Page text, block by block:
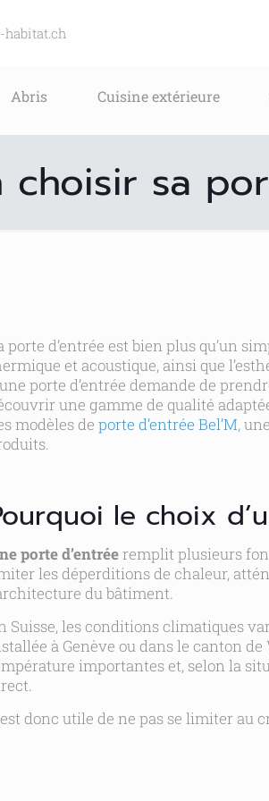
habitat.ch
Abris Cuisine extérieure
choisir sa
porte d’entrée est bien plus qu’un
et acoustique, ainsi que
porte d’entrée demande de
une gamme de qualité
modèles de porte d’entrée Bel’M,
le choix
porte d’entréeremplit plusieurs
les déperditions de chaleur,
du bâtiment.
Suisse, les conditions climatiques
à Genève ou dans le canton
importantes et, selon la
donc utile de ne pas se limiter au